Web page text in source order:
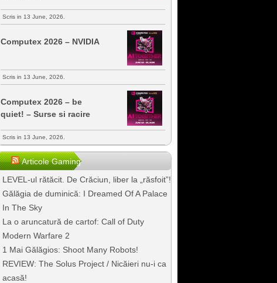
Scris in 13 June, 2026.
Computex 2026 – NVIDIA
Scris in 13 June, 2026.
Computex 2026 – be
quiet! – Surse si racire
Scris in 13 June, 2026.
Articole Gaming
LEVEL-ul rătăcit. De Crăciun, liber la „răsfoit”!
Gălăgia de duminică: I Dreamed Of A Palace
In The Sky
La o aruncatură de cartof: Call of Duty
Modern Warfare 2
1 Mai Gălăgios: Shoot Many Robots!
REVIEW: The Solus Project / Nicăieri nu-i ca
acasă!